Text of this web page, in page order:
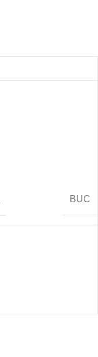
BUC